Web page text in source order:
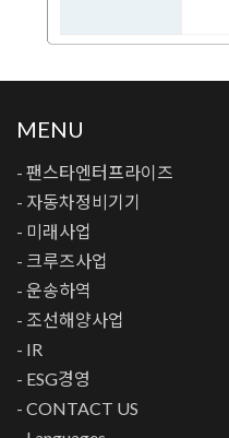
MENU
- 팬스타엔터프라이즈
- 자동차정비기기
- 미래사업
- 크루즈사업
- 운송하역
- 조선해양사업
- IR
- ESG경영
- CONTACT US